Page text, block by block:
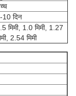
10 दिन
मिमी, 1.0 मिमी, 1.27
2.54 मिमी